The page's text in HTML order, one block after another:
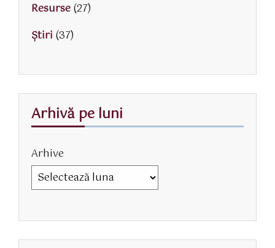
Resurse(27)
Știri (37)
Arhivă pe luni
Arhive